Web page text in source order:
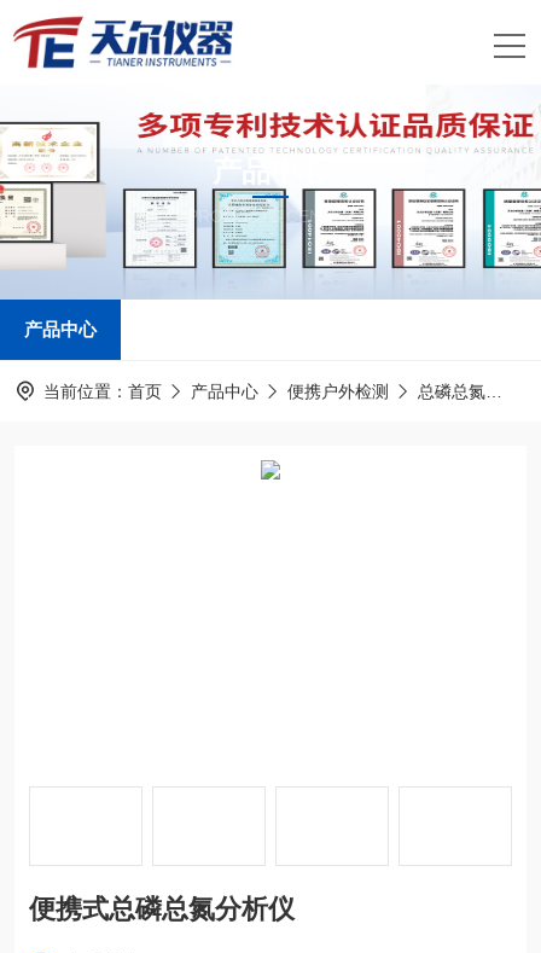
产品中心
PRODUCTS CENTER
产品中心
当前位置： 首页 产品中心 便携户外检测 总磷总氮
便携式总磷总氮分析仪